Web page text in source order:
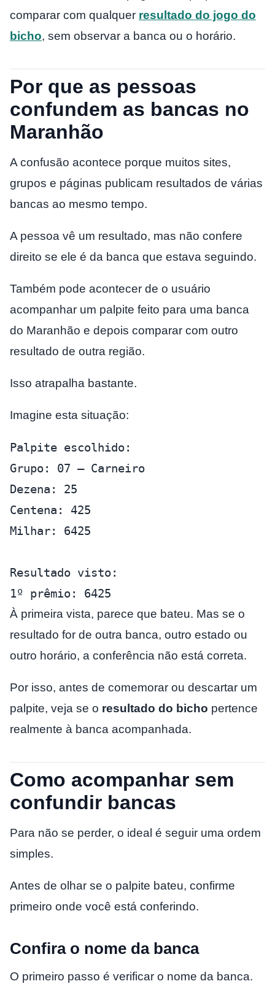
comparar com qualquer resultado do jogo do
bicho, sem observar a banca ou o horário.
Por que as pessoas
confundem as bancas no
Maranhão
A confusão acontece porque muitos sites,
grupos e páginas publicam resultados de várias
bancas ao mesmo tempo.
A pessoa vê um resultado, mas não confere
direito se ele é da banca que estava seguindo.
Também pode acontecer de o usuário
acompanhar um palpite feito para uma banca
do Maranhão e depois comparar com outro
resultado de outra região.
Isso atrapalha bastante.
Imagine esta situação:
Palpite escolhido:
Grupo: 07 – Carneiro
Dezena: 25
Centena: 425
Milhar: 6425
Resultado visto:
1º prêmio: 6425
À primeira vista, parece que bateu. Mas se o
resultado for de outra banca, outro estado ou
outro horário, a conferência não está correta.
Por isso, antes de comemorar ou descartar um
palpite, veja se o resultado do bicho pertence
realmente à banca acompanhada.
Como acompanhar sem
confundir bancas
Para não se perder, o ideal é seguir uma ordem
simples.
Antes de olhar se o palpite bateu, confirme
primeiro onde você está conferindo.
Confira o nome da banca
O primeiro passo é verificar o nome da banca.